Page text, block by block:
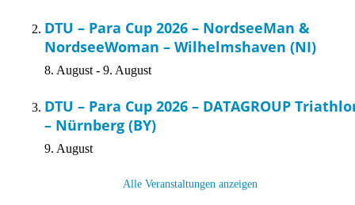
DTU – Para Cup 2026 – NordseeMan &
NordseeWoman – Wilhelmshaven (NI)
8. August - 9. August
DTU – Para Cup 2026 – DATAGROUP
– Nürnberg (BY)
9. August
Alle Veranstaltungen anzeigen